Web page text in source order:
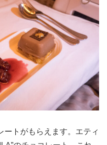
ートがもらえます。エティ